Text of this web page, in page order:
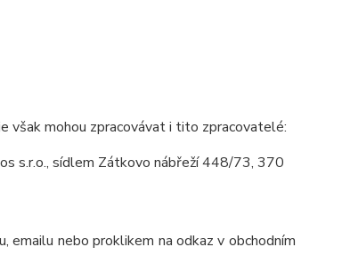
však mohou zpracovávat i tito zpracovatelé:
s.r.o., sídlem Zátkovo nábřeží 448/73, 370
nebo proklikem na odkaz v obchodním